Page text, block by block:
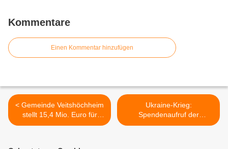
Kommentare
Einen Kommentar hinzufügen
< Gemeinde Veitshöchheim
stellt 15,4 Mio. Euro für
Investitionen im Jahr 2022
Ukraine-Krieg:
Spendenaufruf der
Mittelschule Veitshöchheim